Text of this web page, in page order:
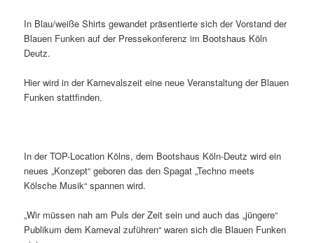
In Blau/weiße Shirts gewandet präsentierte sich der Vorstand der
Blauen Funken auf der Pressekonferenz im Bootshaus Köln
Deutz.
Hier wird in der Karnevalszeit eine neue Veranstaltung der Blauen
Funken stattfinden.
In der TOP-Location Kölns, dem Bootshaus Köln-Deutz wird ein
neues „Konzept“ geboren das den Spagat „Techno meets
Kölsche Musik“ spannen wird.
„Wir müssen nah am Puls der Zeit sein und auch das „jüngere“
Publikum dem Karneval zuführen“ waren sich die Blauen Funken